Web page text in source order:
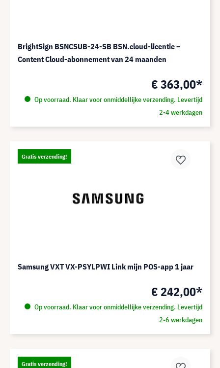
BrightSign BSNCSUB-24-SB BSN.cloud-licentie –
Content Cloud-abonnement van 24 maanden
€ 363,00*
Op voorraad. Klaar voor onmiddellijke verzending. Levertijd
2-4 werkdagen
Gratis verzending!
Samsung VXT VX-PSYLPWI Link mijn POS-app 1 jaar
€ 242,00*
Op voorraad. Klaar voor onmiddellijke verzending. Levertijd
2-6 werkdagen
Gratis verzending!